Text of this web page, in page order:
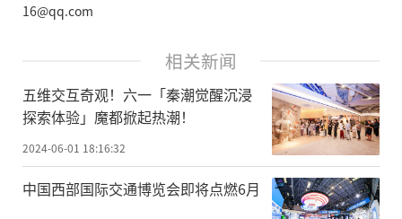
16@qq.com
相关新闻
五维交互奇观！六一「秦潮觉醒沉浸
探索体验」魔都掀起热潮！
2024-06-01 18:16:32
中国西部国际交通博览会即将点燃6月